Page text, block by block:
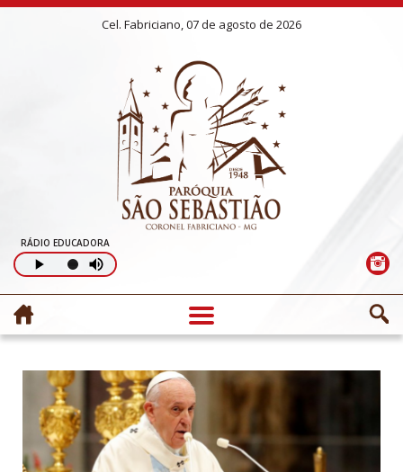
Cel. Fabriciano, 07 de agosto de 2026
RÁDIO EDUCADORA